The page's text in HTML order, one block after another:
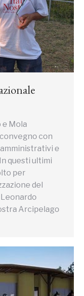
e Mola
con
e
questi ultimi
per
del
Arcipelago